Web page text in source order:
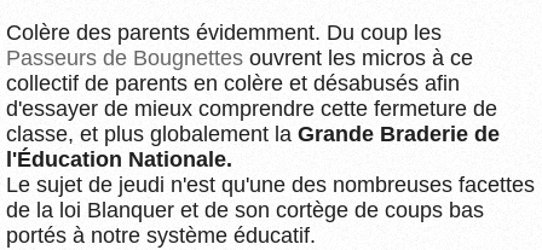
Colère des parents évidemment. Du coup les
Passeurs de Bougnettes ouvrent les micros à ce
collectif de parents en colère et désabusés afin
d'essayer de mieux comprendre cette fermeture de
classe, et plus globalement la Grande Braderie de
l'Éducation Nationale.
Le sujet de jeudi n'est qu'une des nombreuses facettes
de la loi Blanquer et de son cortège de coups bas
portés à notre système éducatif.